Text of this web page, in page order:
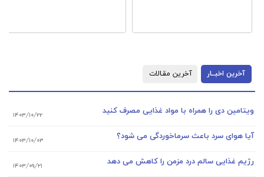
آخرین اخبــار آخرین مقـالات
ویتامین دی را همراه با مواد غذایی مصرف کنید ۱۴۰۳/۱۰/۲۲
آیا هوای سرد باعث سرماخوردگی می شود؟ ۱۴۰۳/۱۰/۰۳
رژیم غذایی سالم درد مزمن را کاهش می دهد ۱۴۰۳/۰۹/۲۱